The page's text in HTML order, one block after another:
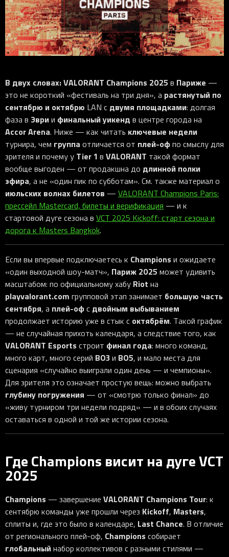
Рюкзаки
Аксессуары
Новинки
Pro Click
Аксессуары для мышей
Игровые мыши
Tartarus
Аксессуары для клавиатур
Все клавиатуры
Hammerhead
Аксессуары для аудио
Все аудио для ПК
Wireless Control Pod
Kraken Kitty
Kiyo
Контроллеры
Освещение
Все устройства
Goliathus
Firefly
HyperFlux V2
Strider
Gigantus
Pro Glide
Pro Click V2
Pro Click V2 Vertical
Pro Type Ergo
Pro Type
Аксессуары
Коллаборации
Софт
Synapse 4
Chroma™ RGB
THX Spatial
7.1 Sound
Synapse 2 Legacy
Virtual Ring Light
Razer Axon
Streamer Companion App
Cortex
iOS-приложения
Киберспорт
Игровые ивенты
В двух словах:VALORANT Champions 2025 в Париже —
это не короткий «фестиваль на три дня», а растянутый по
сентябрю и октябрю LAN с двумя площадками: долгая
фаза в Эврии финальный уикенд в центре города на
Accor Arena. Ниже — как читать ключевые недели
турнира, чем группа отличается от плей-офпо смыслу для
зрителя и почему у Tier 1 в VALORANT такой формат
вообще выгоден — от продакшна до длинной полки
эфира, а не «один пик по субботам». См. также материал о
июльских волнах билетов — VALORANT Champions Paris:
прессейл Mastercard, билеты и верификация — и к
стартовой дуге сезона в VCT 2025 Kickoff: старт сезона и
дорога к Masters Bangkok.
Если вы впервые подключаетесь к Champions и ожидаете
«один выходной шоу-матч», Париж 2025 может удивить
масштабом: по официальному хабу Riot на
playvalorant.com групповой этап занимает большую часть
сентября, а плей-офс двойным выбыванием
продолжает историю уже в стык с октябрём. Такой график
— не случайная прихоть календаря, а следствие того, как
VALORANT Esports строит финал года: много команд,
много карт, много серий BO3и BO5, и мало места для
сценария «случайно выиграли один день — и чемпионы».
Для зрителя это означает простую вещь: можно выбрать
глубину погружения — от «смотрю только финал» до
«живу турниром три недели подряд» — и в обоих случаях
оставаться в одной и той же истории сезона.
Где Champions висит на дуге VCT
2025
Champions — завершение VALORANT Champions Tour: к
сентябрю команды уже прошли через Kickoff, Masters,
сплиты и, где это было в календаре, Last Chance. В отличие
от регионального плей-оф, Champions собирает
глобальныйнабор коллективов с разными стилями —